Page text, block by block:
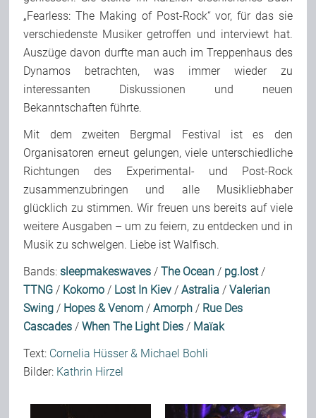
„Fearless: The Making of Post-Rock“ vor, für das sie
verschiedenste Musiker getroffen und interviewt hat.
Auszüge davon durfte man auch im Treppenhaus des
Dynamos betrachten, was immer wieder zu
interessanten Diskussionen und neuen
Bekanntschaften führte.
Mit dem zweiten Bergmal Festival ist es den
Organisatoren erneut gelungen, viele unterschiedliche
Richtungen des Experimental- und Post-Rock
zusammenzubringen und alle Musikliebhaber
glücklich zu stimmen. Wir freuen uns bereits auf viele
weitere Ausgaben – um zu feiern, zu entdecken und in
Musik zu schwelgen. Liebe ist Walfisch.
Bands:sleepmakeswaves /The Ocean / pg.lost/
TTNG / Kokomo / Lost In Kiev /Astralia /Valerian
Swing / Hopes & Venom /Amorph / Rue Des
Cascades /When The Light Dies / Maïak
Text: Cornelia Hüsser & Michael Bohli
Bilder: Kathrin Hirzel